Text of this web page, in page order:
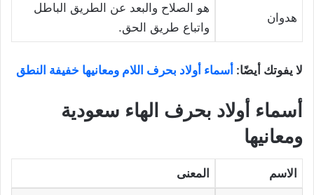
هدوان
هو الصلاح والبعد عن الطريق الباطل
واتباع طريق الحق.
لا يفوتك أيضًا: أسماء أولاد بحرف اللام ومعانيها خفيفة النطق
أسماء أولاد بحرف الهاء سعودية
ومعانيها
الاسم المعنى